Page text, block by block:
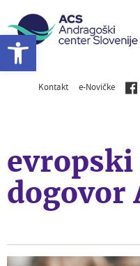
Kontakt e-Novičke
dogovor
Open toolbar